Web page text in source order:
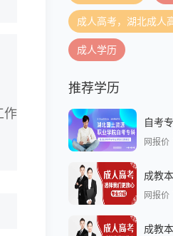
作
成人高考，湖北成人
成人学历
推荐学历
网报价
成教
网报价
成教